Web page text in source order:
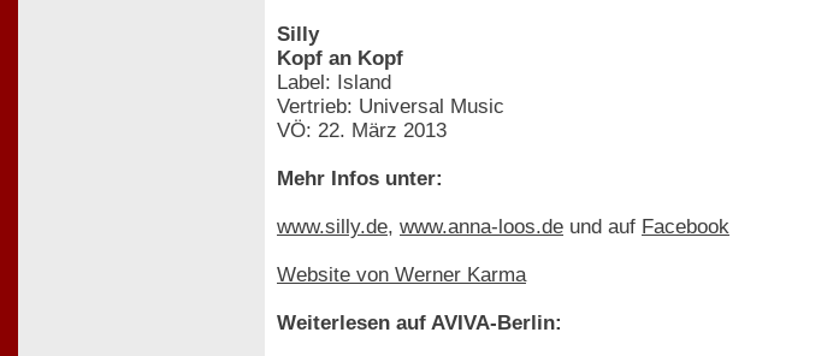
Silly
Kopf an Kopf
Label: Island
Vertrieb: Universal Music
VÖ: 22. März 2013
Mehr Infos unter:
www.silly.de, www.anna-loos.de und auf Facebook
Website von Werner Karma
Weiterlesen auf AVIVA-Berlin: